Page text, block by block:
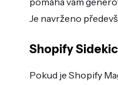
Je navrženo
Shopify
Pokud je Shopify